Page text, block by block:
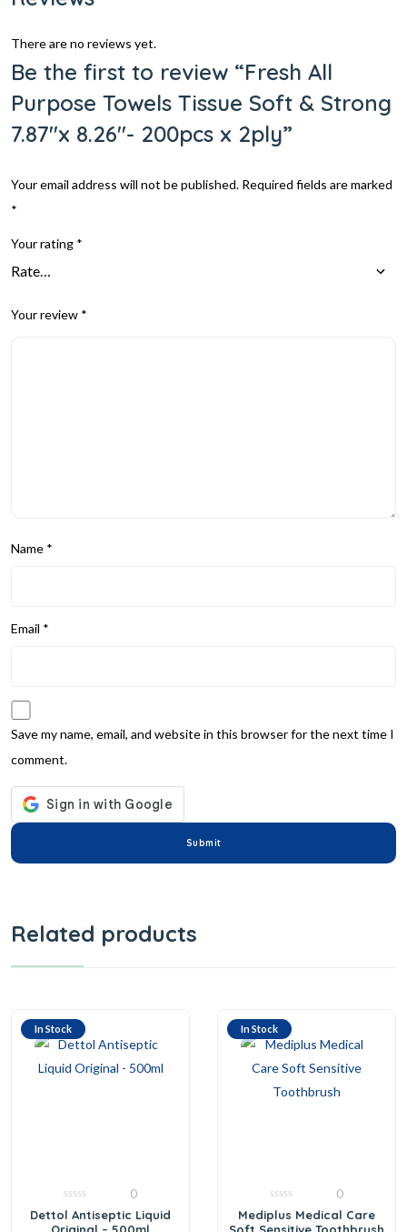
There are no reviews yet.
Be the first to review “Fresh All
Purpose Towels Tissue Soft & Strong
7.87″x 8.26″- 200pcs x 2ply”
Your email address will not be published. Required fields are marked
*
Your rating *
Your review *
Name *
Email *
Save my name, email, and website in this browser for the next time I
comment.
Related products
In Stock
0
out
0
Dettol Antiseptic Liquid
In Stock
0
out
0
Mediplus Medical Care